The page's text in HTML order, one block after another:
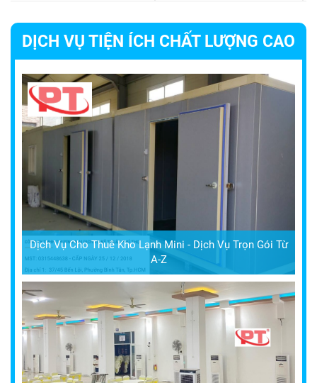
DỊCH VỤ TIỆN ÍCH CHẤT LƯỢNG CAO
Dịch Vụ Cho Thuê Kho Lạnh Mini - Dịch Vụ Trọn Gói Từ
A-Z